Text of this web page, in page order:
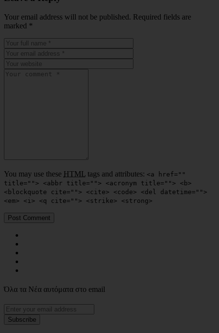
Your email address will not be published. Required fields are
marked *
You may use these HTML tags and attributes: <a href=""
title=""> <abbr title=""> <acronym title=""> <b>
<blockquote cite=""> <cite> <code> <del datetime="">
<em> <i> <q cite=""> <strike> <strong>
Όλα τα Νέα αυτόματα στο email